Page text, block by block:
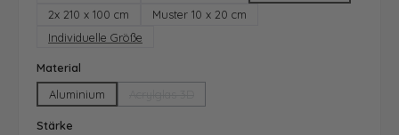
2x 210 x 100 cm
Muster 10 x 20 cm
Individuelle Größe
Material
Aluminium
Stärke